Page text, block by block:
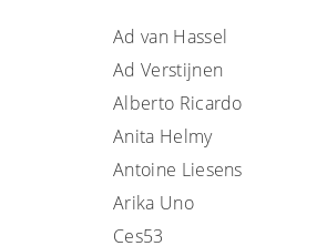
Ad van Hassel
Ad Verstijnen
Alberto Ricardo
Anita Helmy
Antoine Liesens
Arika Uno
Ces53